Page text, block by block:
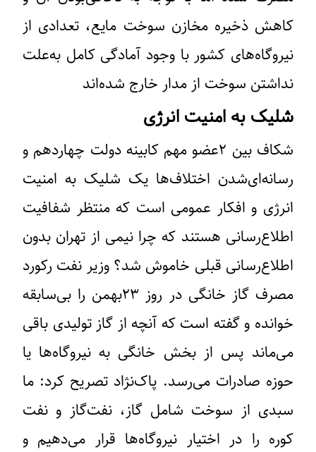
کاهش ذخیره مخازن سوخت مایع، تعدادی از
نیروگاه‌های کشور با وجود آمادگی کامل به‌علت
نداشتن سوخت از مدار خارج شده‌اند
شلیک به امنیت انرژی
شکاف بین ۲عضو مهم کابینه دولت چهاردهم و
رسانه‌ای‌شدن اختلاف‌ها یک شلیک به امنیت
انرژی و افکار عمومی است که منتظر شفافیت
اطلاع‌رسانی هستند که چرا نیمی از تهران بدون
اطلاع‌رسانی قبلی خاموش شد؟ وزیر نفت رکورد
مصرف گاز خانگی در روز ۲۳بهمن را بی‌سابقه
خوانده و گفته است که آنچه از گاز تولیدی باقی
می‌ماند پس از بخش خانگی به نیروگاه‌ها یا
حوزه صادرات می‌رسد. پاک‌نژاد تصریح کرد: ما
سبدی از سوخت شامل گاز، نفت‌گاز و نفت
کوره را در اختیار نیروگاه‌ها قرار می‌دهیم و